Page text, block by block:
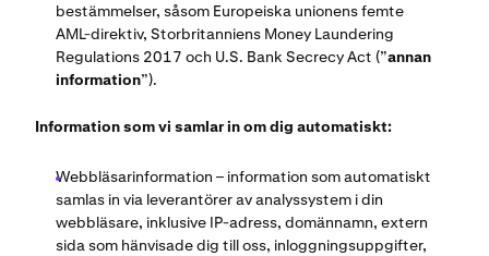
bestämmelser, såsom Europeiska unionens femte
AML-direktiv, Storbritanniens Money Laundering
Regulations 2017 och U.S. Bank Secrecy Act (”annan
information”).
Information som vi samlar in om dig automatiskt:
Webbläsarinformation – information som automatiskt
samlas in via leverantörer av analyssystem i din
webbläsare, inklusive IP-adress, domännamn, extern
sida som hänvisade dig till oss, inloggningsuppgifter,